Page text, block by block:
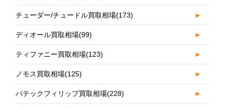
チューダー/チュードル買取相場(173) ►
ディオール買取相場(99) ►
ティファニー買取相場(123) ►
ノモス買取相場(125) ►
パテックフィリップ買取相場(228) ►